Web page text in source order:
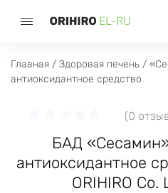
Главная / Здоровая печень /
антиоксидантное средство
(0
БАД
антиоксидантное
ORIHIRO